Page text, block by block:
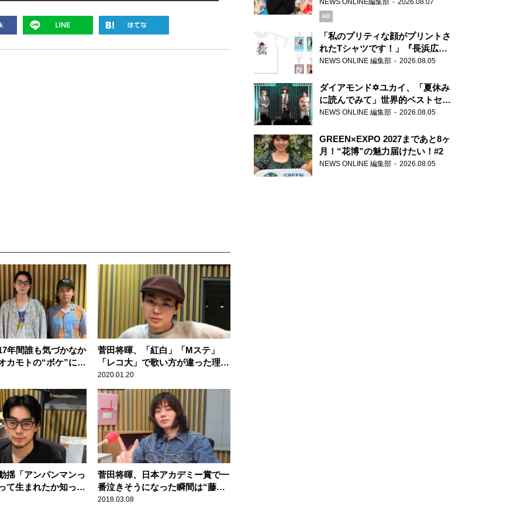
年間誰も気づかなか
カモトの“ボケ”に一
菅田将暉、「紅白」「Mステ」
「レコ大」で歌い方が違った理由
を語る
2020.01.20
揺「アンパンマンっ
て生まれたか知って
菅田将暉、日本アカデミー賞で一
番泣きそうになった瞬間は“藤原
竜也さんとの握手”
2018.03.08
NEWS ONLINE編集部 2026.08.07
AD
「私のプリティな顔がプリントさ
れたTシャツです！」『長浜広奈
天下無双』初の番組グッズ発売
NEWS ONLINE 編集部 2026.08.05
ダイアモンド✡ユカイ、「夏休み
に読んでみて」世界的ベストセラ
ー『アナスタシア』を紹介
NEWS ONLINE 編集部 2026.08.05
GREEN×EXPO 2027まであと8ヶ
月！“花博”の魅力届けたい！#2
NEWS ONLINE 編集部 2026.08.05